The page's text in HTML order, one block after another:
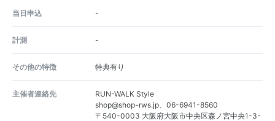
当日申込 -
計測 -
その他の特徴 特典有り
主催者連絡先
RUN-WALK Style
shop@shop-rws.jp、06-6941-8560
〒540-0003 大阪府大阪市中央区森ノ宮中央1-3-